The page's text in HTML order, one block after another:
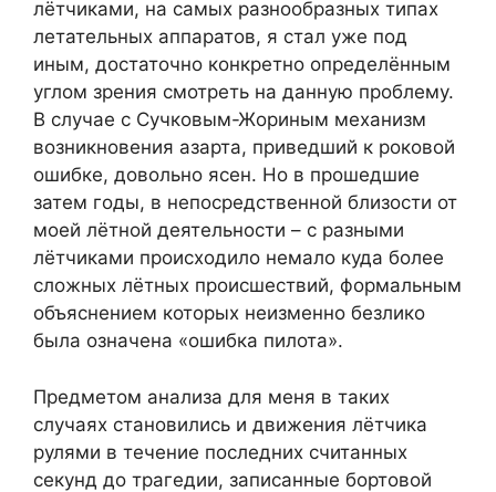
лётчиками, на самых разнообразных типах
летательных аппаратов, я стал уже под
иным, достаточно конкретно определённым
углом зрения смотреть на данную проблему.
В случае с Сучковым-Жориным механизм
возникновения азарта, приведший к роковой
ошибке, довольно ясен. Но в прошедшие
затем годы, в непосредственной близости от
моей лётной деятельности – с разными
лётчиками происходило немало куда более
сложных лётных происшествий, формальным
объяснением которых неизменно безлико
была означена «ошибка пилота».
Предметом анализа для меня в таких
случаях становились и движения лётчика
рулями в течение последних считанных
секунд до трагедии, записанные бортовой